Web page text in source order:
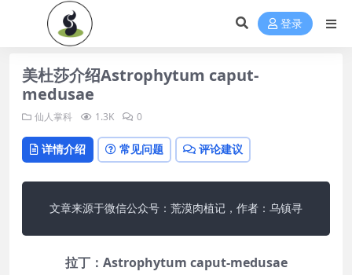
登录
美杜莎介绍Astrophytum caput-
medusae
仙人掌科 1.3K 0
详情介绍 常见问题 评论建议
文章来源于微信公众号：荒漠肉植记，作者：乌镇寻
拉丁：Astrophytum caput-medusae